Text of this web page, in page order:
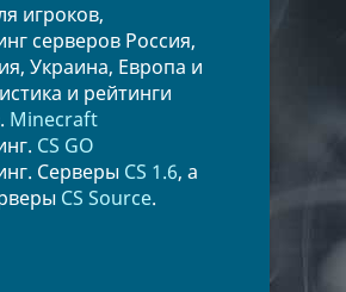
игроков,
серверов Россия,
Украина, Европа и
и рейтинги
Minecraft
CS GO
Серверы CS 1.6, а
CS Source.